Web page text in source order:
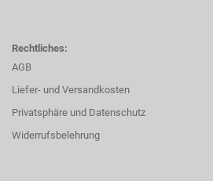
Rechtliches:
AGB
Liefer- und Versandkosten
Privatsphäre und Datenschutz
Widerrufsbelehrung